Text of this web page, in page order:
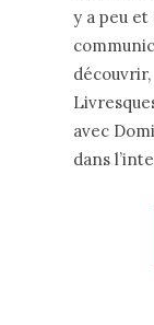
y a peu
avec
dans